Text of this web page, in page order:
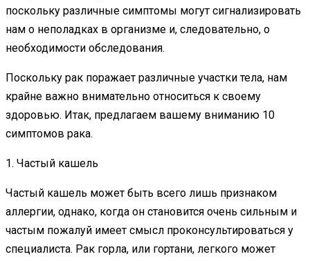
поскольку различные симптомы могут сигнализировать
нам о неполадках в организме и, следовательно, о
необходимости обследования.
Поскольку рак поражает различные участки тела, нам
крайне важно внимательно относиться к своему
здоровью. Итак, предлагаем вашему вниманию 10
симптомов рака.
1. Частый кашель
Частый кашель может быть всего лишь признаком
аллергии, однако, когда он становится очень сильным и
частым пожалуй имеет смысл проконсультироваться у
специалиста. Рак горла, или гортани, легкого может